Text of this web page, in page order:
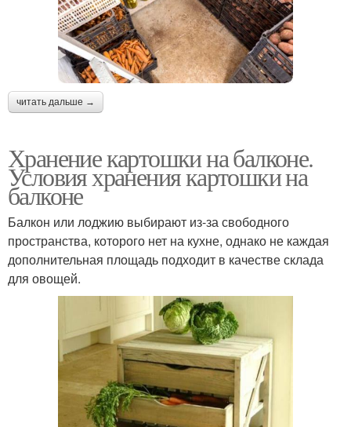
читать дальше →
Хранение картошки на балконе.
Условия хранения картошки на
балконе
Балкон или лоджию выбирают из-за свободного
пространства, которого нет на кухне, однако не каждая
дополнительная площадь подходит в качестве склада
для овощей.